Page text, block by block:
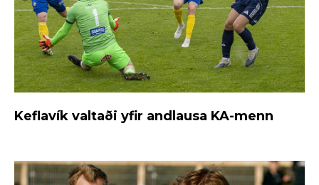
Keflavík valtaði yfir andlausa KA-menn